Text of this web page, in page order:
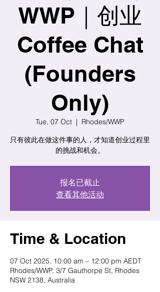
WWP｜创业
Coffee Chat
(Founders
Only)
Tue, 07 Oct
  |
Rhodes/WWP
只有彼此在做这件事的人，才知道创业过程里
的挑战和机会。
报名已截止
查看其他活动
Time & Location
07 Oct 2025, 10:00 am – 12:00 pm AEDT
Rhodes/WWP, 3/7 Gauthorpe St, Rhodes
NSW 2138, Australia